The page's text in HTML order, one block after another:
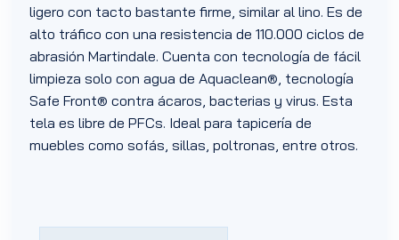
ligero con tacto bastante firme, similar al lino. Es de
alto tráfico con una resistencia de 110.000 ciclos de
abrasión Martindale. Cuenta con tecnología de fácil
limpieza solo con agua de Aquaclean®, tecnología
Safe Front® contra ácaros, bacterias y virus. Esta
tela es libre de PFCs. Ideal para tapicería de
muebles como sofás, sillas, poltronas, entre otros.